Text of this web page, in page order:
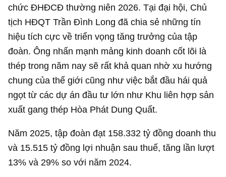
chức ĐHĐCĐ thường niên 2026. Tại đại hội, Chủ
tịch HĐQT Trần Đình Long đã chia sẻ những tín
hiệu tích cực về triển vọng tăng trưởng của tập
đoàn. Ông nhấn mạnh mảng kinh doanh cốt lõi là
thép trong năm nay sẽ rất khả quan nhờ xu hướng
chung của thế giới cũng như việc bắt đầu hái quả
ngọt từ các dự án đầu tư lớn như Khu liên hợp sản
xuất gang thép Hòa Phát Dung Quất.
Năm 2025, tập đoàn đạt 158.332 tỷ đồng doanh thu
và 15.515 tỷ đồng lợi nhuận sau thuế, tăng lần lượt
13% và 29% so với năm 2024.